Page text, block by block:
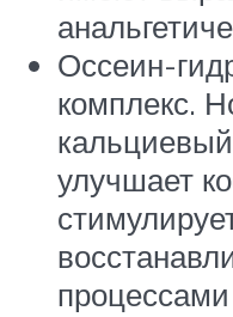
Оссеин-
комплекс.
улучшает